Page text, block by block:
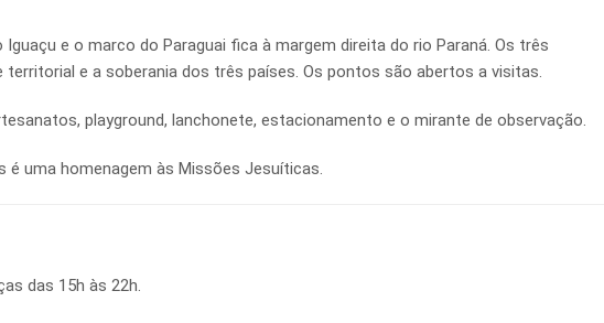
e o marco do Paraguai fica à margem direita do rio Paraná. Os três
e a soberania dos três países. Os pontos são abertos a visitas.
playground, lanchonete, estacionamento e o mirante de observação.
é uma homenagem às Missões Jesuíticas.
das 15h às 22h.